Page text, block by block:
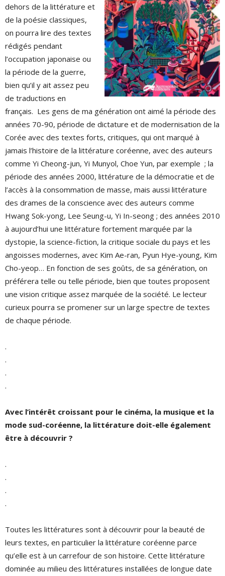
dehors de la littérature et
de la poésie classiques,
on pourra lire des textes
rédigés pendant
l’occupation japonaise ou
la période de la guerre,
bien qu’il y ait assez peu
de traductions en
français. Les gens de ma génération ont aimé la période des
années 70-90, période de dictature et de modernisation de la
Corée avec des textes forts, critiques, qui ont marqué à
jamais l’histoire de la littérature coréenne, avec des auteurs
comme Yi Cheong-jun, Yi Munyol, Choe Yun, par exemple ; la
période des années 2000, littérature de la démocratie et de
l’accès à la consommation de masse, mais aussi littérature
des drames de la conscience avec des auteurs comme
Hwang Sok-yong, Lee Seung-u, Yi In-seong ; des années 2010
à aujourd’hui une littérature fortement marquée par la
dystopie, la science-fiction, la critique sociale du pays et les
angoisses modernes, avec Kim Ae-ran, Pyun Hye-young, Kim
Cho-yeop… En fonction de ses goûts, de sa génération, on
préférera telle ou telle période, bien que toutes proposent
une vision critique assez marquée de la société. Le lecteur
curieux pourra se promener sur un large spectre de textes
de chaque période.
.
.
.
.
Avec l’intérêt croissant pour le cinéma, la musique et la
mode sud-coréenne, la littérature doit-elle également
être à découvrir ?
.
.
.
.
Toutes les littératures sont à découvrir pour la beauté de
leurs textes, en particulier la littérature coréenne parce
qu’elle est à un carrefour de son histoire. Cette littérature
dominée au milieu des littératures installées de longue date